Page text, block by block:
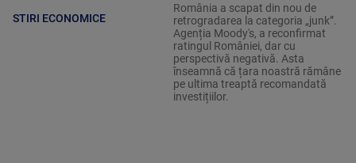
STIRI ECONOMICE
România a scapat din nou de
retrogradarea la categoria „junk”.
Agenția Moody's, a reconfirmat
ratingul României, dar cu
perspectivă negativă. Asta
înseamnă că țara noastră rămâne
pe ultima treaptă recomandată
investițiilor.